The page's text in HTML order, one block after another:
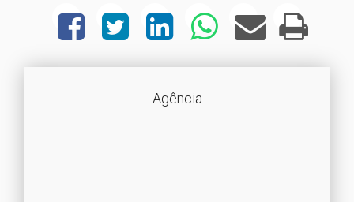
Agência